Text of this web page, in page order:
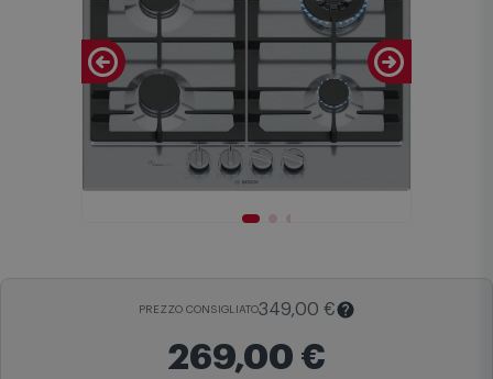
PREZZO CONSIGLIATO349,00 €
269,00 €